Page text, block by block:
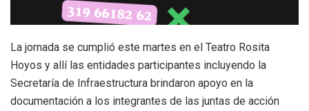
La jornada se cumplió este martes en el Teatro Rosita
Hoyos y allí las entidades participantes incluyendo la
Secretaría de Infraestructura brindaron apoyo en la
documentación a los integrantes de las juntas de acción